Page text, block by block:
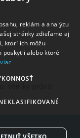
Všetky práva
reklám a analýzu
stránky zdieľame aj
ktorí ich môžu
poskytli alebo ktoré